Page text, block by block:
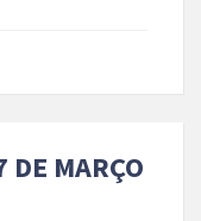
DE MARÇO